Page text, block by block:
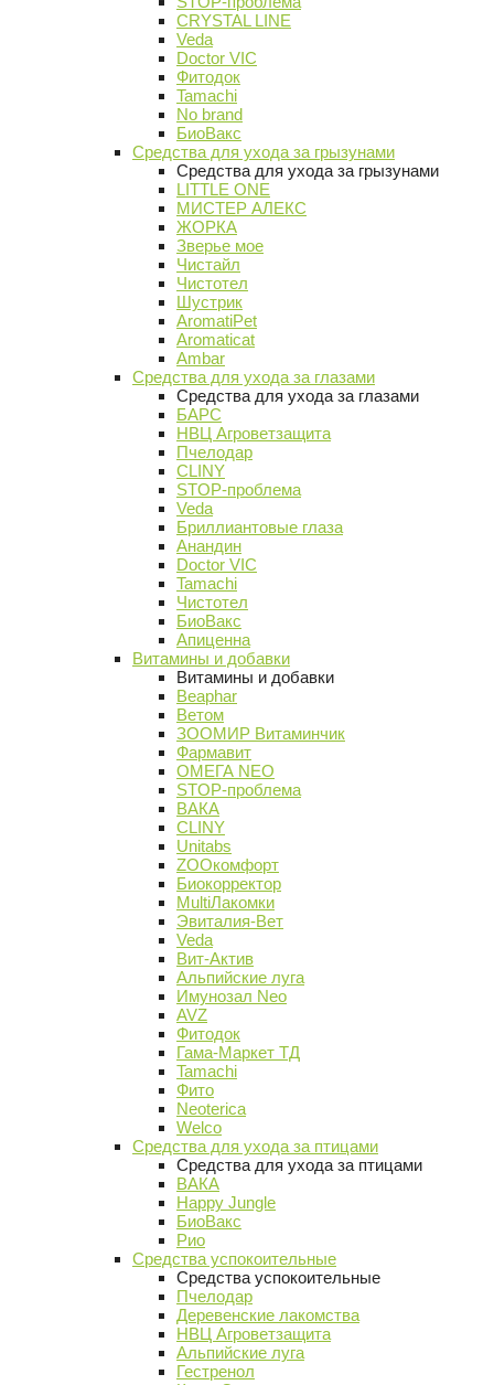
CRYSTAL LINE
Veda
Doctor VIC
Фитодок
Tamachi
No brand
БиоВакс
Средства для ухода за грызунами
Средства для ухода за грызунами
LITTLE ONE
МИСТЕР АЛЕКС
ЖОРКА
Зверье мое
Чистайл
Чистотел
Шустрик
AromatiPet
Aromaticat
Ambar
Средства для ухода за глазами
Средства для ухода за глазами
БАРС
НВЦ Агроветзащита
Пчелодар
CLINY
STOP-проблема
Veda
Бриллиантовые глаза
Анандин
Doctor VIC
Tamachi
Чистотел
БиоВакс
Апиценна
Витамины и добавки
Витамины и добавки
Beaphar
Ветом
ЗООМИР Витаминчик
Фармавит
ОМЕГА NEO
STOP-проблема
ВАКА
CLINY
Unitabs
ZOOкомфорт
Биокорректор
MultiЛакомки
Эвиталия-Вет
Veda
Вит-Актив
Альпийские луга
Имунозал Neo
AVZ
Фитодок
Гама-Маркет ТД
Tamachi
Фито
Neoterica
Welco
Средства для ухода за птицами
Средства для ухода за птицами
ВАКА
Happy Jungle
БиоВакс
Рио
Средства успокоительные
Средства успокоительные
Пчелодар
Деревенские лакомства
НВЦ Агроветзащита
Альпийские луга
Гестренол